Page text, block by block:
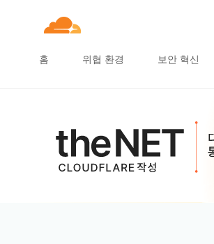
홈 위협 환경 보안 혁신